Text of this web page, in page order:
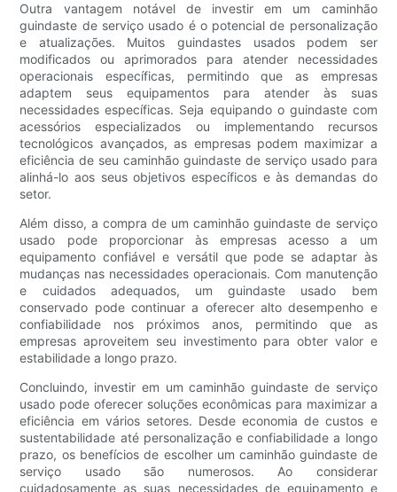
Outra vantagem notável de investir em um caminhão
guindaste de serviço usado é o potencial de personalização
e atualizações. Muitos guindastes usados ​​podem ser
modificados ou aprimorados para atender necessidades
operacionais específicas, permitindo que as empresas
adaptem seus equipamentos para atender às suas
necessidades específicas. Seja equipando o guindaste com
acessórios especializados ou implementando recursos
tecnológicos avançados, as empresas podem maximizar a
eficiência de seu caminhão guindaste de serviço usado para
alinhá-lo aos seus objetivos específicos e às demandas do
setor.
Além disso, a compra de um caminhão guindaste de serviço
usado pode proporcionar às empresas acesso a um
equipamento confiável e versátil que pode se adaptar às
mudanças nas necessidades operacionais. Com manutenção
e cuidados adequados, um guindaste usado bem
conservado pode continuar a oferecer alto desempenho e
confiabilidade nos próximos anos, permitindo que as
empresas aproveitem seu investimento para obter valor e
estabilidade a longo prazo.
Concluindo, investir em um caminhão guindaste de serviço
usado pode oferecer soluções econômicas para maximizar a
eficiência em vários setores. Desde economia de custos e
sustentabilidade até personalização e confiabilidade a longo
prazo, os benefícios de escolher um caminhão guindaste de
serviço usado são numerosos. Ao considerar
cuidadosamente as suas necessidades de equipamento e